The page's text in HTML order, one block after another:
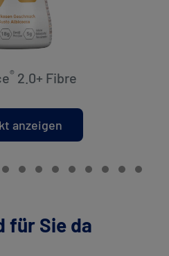
® 2.0+ Fibre
anzeigen
für Sie da